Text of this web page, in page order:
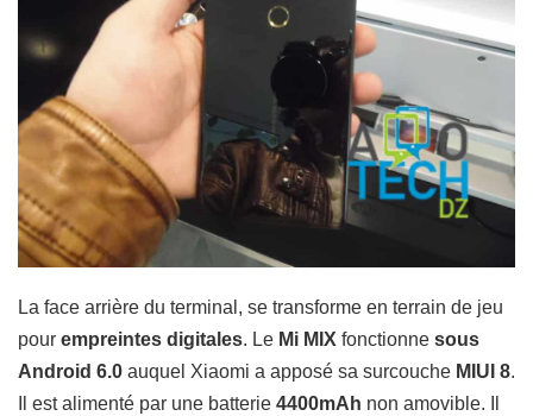
La face arrière du terminal, se transforme en terrain de jeu
pour empreintes digitales. Le Mi MIX fonctionne sous
Android 6.0 auquel Xiaomi a apposé sa surcouche MIUI 8.
Il est alimenté par une batterie 4400mAh non amovible. Il